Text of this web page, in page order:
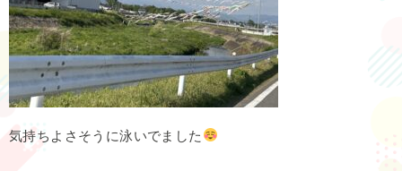
気持ちよさそうに泳いでました